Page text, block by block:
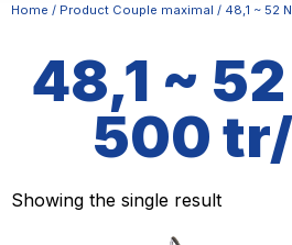
Home / Product Couple maximal / 48,1 ~ 52
48,1 ~
500
Showing the single result